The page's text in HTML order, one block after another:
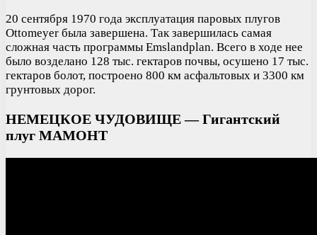
20 сентября 1970 года эксплуатация паровых плугов
Ottomeyer была завершена. Так завершилась самая
сложная часть программы Emslandplan. Всего в ходе нее
было возделано 128 тыс. гектаров почвы, осушено 17 тыс.
гектаров болот, построено 800 км асфальтовых и 3300 км
грунтовых дорог.
НЕМЕЦКОЕ ЧУДОВИЩЕ — Гигантский
плуг МАМОНТ